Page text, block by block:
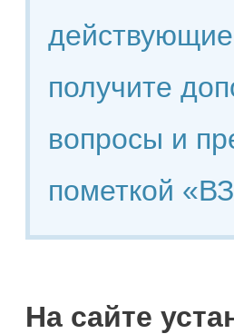
получите
вопросы и
пометкой
На сайте